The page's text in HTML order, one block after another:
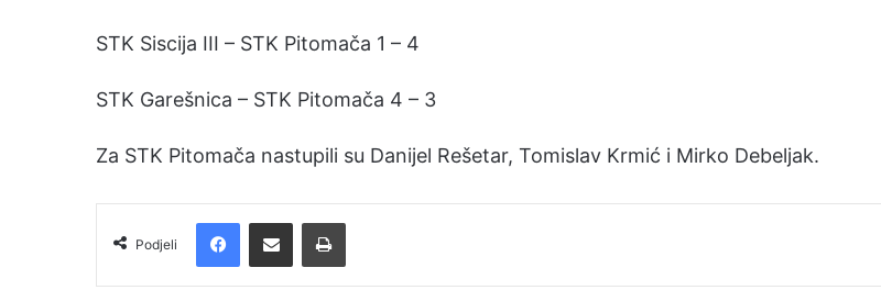
STK Siscija III – STK Pitomača 1 – 4
STK Garešnica – STK Pitomača 4 – 3
Za STK Pitomača nastupili su Danijel Rešetar, Tomislav Krmić i Mirko Debeljak.
Podjeli
FacebookPodijelite putem e-pošte Ispis